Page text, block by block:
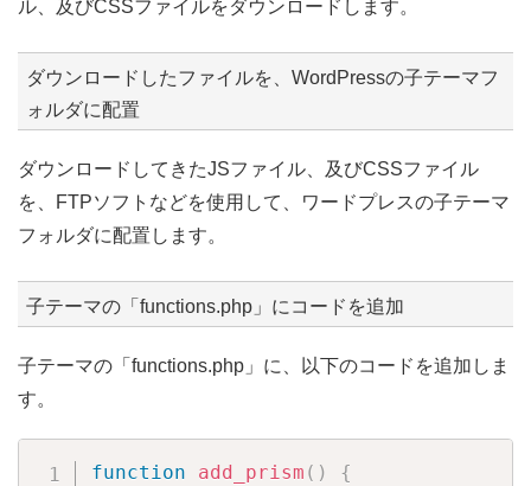
ル、及びCSSファイルをダウンロードします。
ダウンロードしたファイルを、WordPressの子テーマフ
ォルダに配置
ダウンロードしてきたJSファイル、及びCSSファイル
を、FTPソフトなどを使用して、ワードプレスの子テーマ
フォルダに配置します。
子テーマの「functions.php」にコードを追加
子テーマの「functions.php」に、以下のコードを追加しま
す。
function add_prism ( )
{